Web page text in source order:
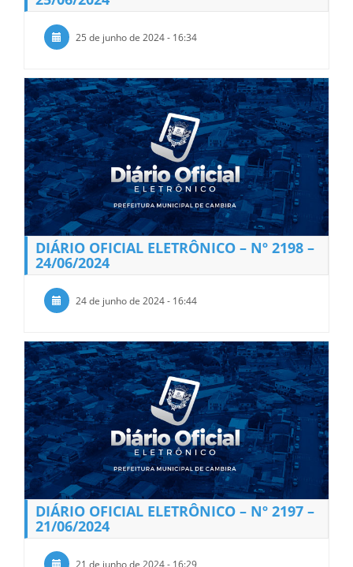
25 de junho de 2024 - 16:34
DIÁRIO OFICIAL ELETRÔNICO – Nº 2198 –
24/06/2024
24 de junho de 2024 - 16:44
DIÁRIO OFICIAL ELETRÔNICO – Nº 2197 –
21/06/2024
21 de junho de 2024 - 16:29